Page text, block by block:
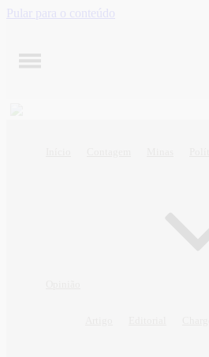
Pular para o conteúdo